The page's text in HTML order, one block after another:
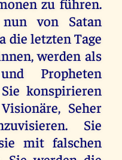
von Satan
die letzten Tage
werden als
Propheten
konspirieren
Seher
Sie
mit falschen